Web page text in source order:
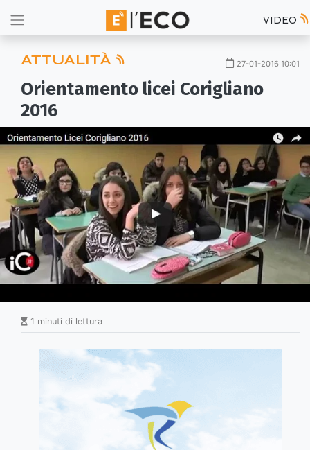
VIDEO
ATTUALITÀ 27-01-2016 10:01
Orientamento licei Corigliano
2016
1 minuti di lettura